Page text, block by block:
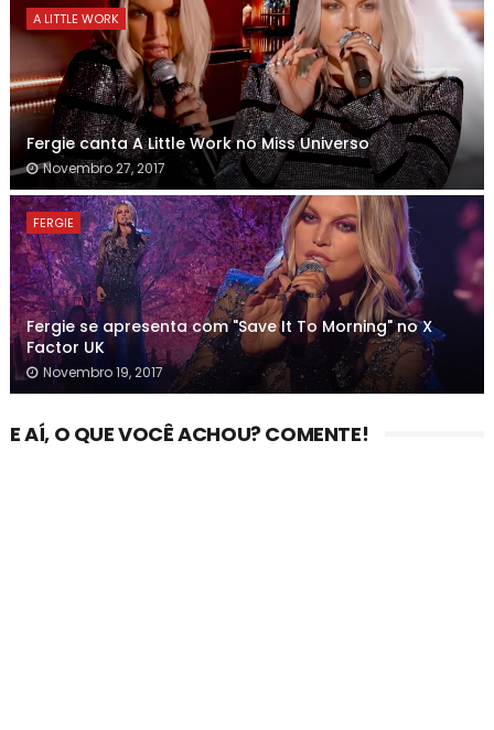
A LITTLE WORK
Fergie canta A Little Work no Miss Universo
Novembro 27, 2017
FERGIE
Fergie se apresenta com "Save It To Morning" no X
Factor UK
Novembro 19, 2017
E AÍ, O QUE VOCÊ ACHOU? COMENTE!